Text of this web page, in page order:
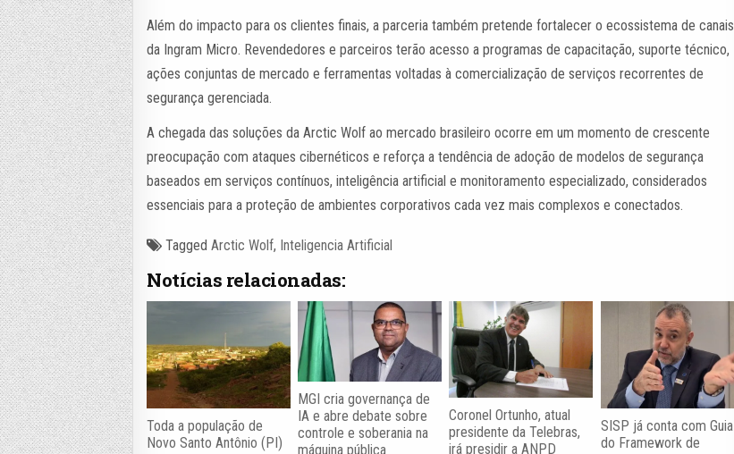
Além do impacto para os clientes finais, a parceria também pretende fortalecer o ecossistema de canais
da Ingram Micro. Revendedores e parceiros terão acesso a programas de capacitação, suporte técnico,
ações conjuntas de mercado e ferramentas voltadas à comercialização de serviços recorrentes de
segurança gerenciada.
A chegada das soluções da Arctic Wolf ao mercado brasileiro ocorre em um momento de crescente
preocupação com ataques cibernéticos e reforça a tendência de adoção de modelos de segurança
baseados em serviços contínuos, inteligência artificial e monitoramento especializado, considerados
essenciais para a proteção de ambientes corporativos cada vez mais complexos e conectados.
TaggedArctic Wolf, Inteligencia Artificial
Notícias relacionadas:
Toda a população de
Novo Santo Antônio (PI)
MGI cria governança de
IA e abre debate sobre
controle e soberania na
máquina pública
Coronel Ortunho, atual
presidente da Telebras,
irá presidir a ANPD
SISP já conta com Guia
do Framework de